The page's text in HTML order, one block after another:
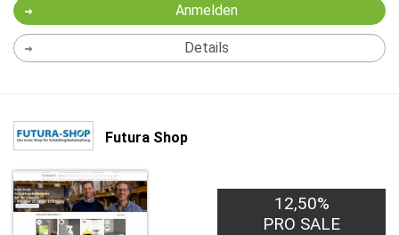
Anmelden
Details
Futura Shop
12,50%
PRO SALE